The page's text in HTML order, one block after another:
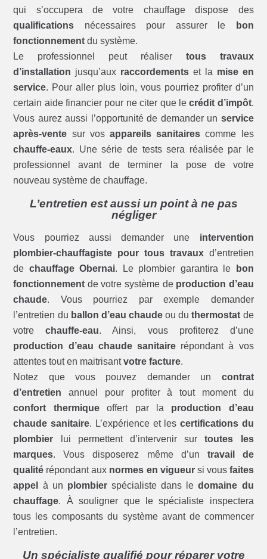
qui s’occupera de votre chauffage dispose des
qualifications nécessaires pour assurer le
bon
fonctionnement du système.
Le professionnel peut réaliser tous travaux
d’installation jusqu’aux raccordements et la mise en
service. Pour aller plus loin, vous pourriez profiter d’un
certain aide financier pour ne citer que lecrédit d’impôt.
Vous aurez aussi l’opportunité de demander un service
après-vente sur vos appareils sanitaires comme les
chauffe-eaux. Une série de tests sera réalisée par le
professionnel avant de terminer la pose de votre
nouveau système de chauffage.
L’entretien est aussi un point à ne pas
négliger
Vous pourriez aussi demander une intervention
plombier-chauffagiste pour tous travauxd’entretien
de chauffage Obernai. Le plombier garantira le
bon
fonctionnement de votre système de production d’eau
chaude. Vous pourriez par exemple demander
l’entretien du ballon d’eau chaude ou duthermostat de
votrechauffe-eau. Ainsi, vous profiterez d’une
production d’eau chaude sanitaire répondant à vos
attentes tout en maitrisantvotre facture.
Notez que vous pouvez demander un contrat
d’entretien annuel pour profiter à tout moment du
confort thermiqueoffert par la production d’eau
chaude sanitaire. L’expérience et les certifications du
plombier lui permettent d’intervenir surtoutes les
marques. Vous disposerez même d’un travail de
qualité répondant aux normes en vigueursi vous faites
appel
à un plombierspécialiste dans ledomaine du
chauffage. À souligner que le spécialiste inspectera
tous les composants du système avant de commencer
l’entretien.
Un spécialiste qualifié pour réparer votre